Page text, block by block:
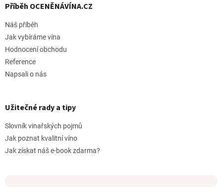
Příběh OCENĚNÁVÍNA.CZ
Náš příběh
Jak vybíráme vína
Hodnocení obchodu
Reference
Napsali o nás
Užitečné rady a tipy
Slovník vinařských pojmů
Jak poznat kvalitní víno
Jak získat náš e-book zdarma?